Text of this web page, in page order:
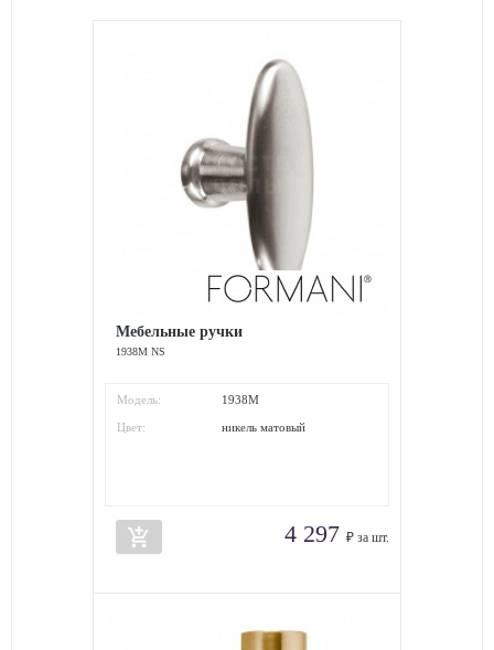
Мебельные ручки
1938M NS
Модель: 1938M
Цвет: никель матовый
add_shopping_cart 4 297 ₽ за шт.